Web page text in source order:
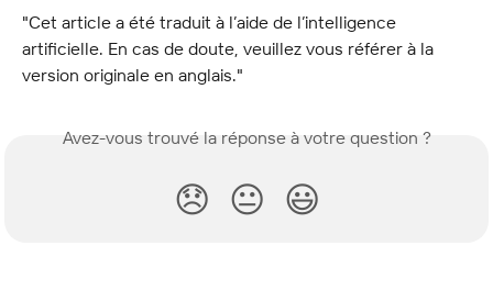
"Cet article a été traduit à l’aide de l’intelligence
artificielle. En cas de doute, veuillez vous référer à la
version originale en anglais."
Avez-vous trouvé la réponse à votre question ?
😞 😐 😃